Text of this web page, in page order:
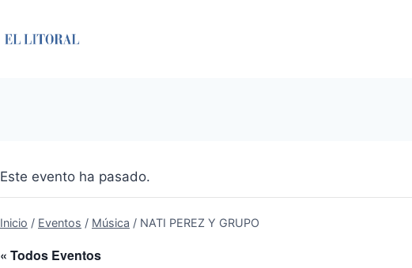
Este evento ha pasado.
Inicio / Eventos / Música / NATI PEREZ Y GRUPO
« Todos Eventos